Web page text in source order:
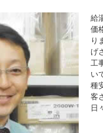
給
価
り
げ
工
い
種
客
日